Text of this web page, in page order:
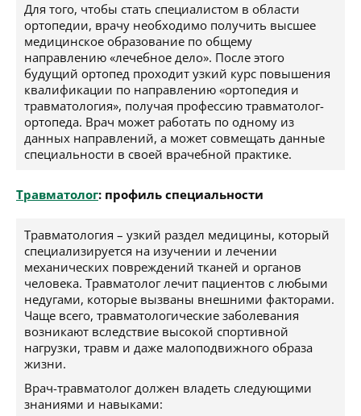
Для того, чтобы стать специалистом в области
ортопедии, врачу необходимо получить высшее
медицинское образование по общему
направлению «лечебное дело». После этого
будущий ортопед проходит узкий курс повышения
квалификации по направлению «ортопедия и
травматология», получая профессию травматолог-
ортопеда. Врач может работать по одному из
данных направлений, а может совмещать данные
специальности в своей врачебной практике.
Травматолог: профиль специальности
Травматология – узкий раздел медицины, который
специализируется на изучении и лечении
механических повреждений тканей и органов
человека. Травматолог лечит пациентов с любыми
недугами, которые вызваны внешними факторами.
Чаще всего, травматологические заболевания
возникают вследствие высокой спортивной
нагрузки, травм и даже малоподвижного образа
жизни.
Врач-травматолог должен владеть следующими
знаниями и навыками: